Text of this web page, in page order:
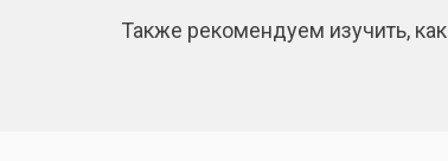
Также рекомендуем изучить, как